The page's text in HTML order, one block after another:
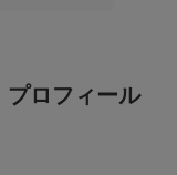
プロフィール